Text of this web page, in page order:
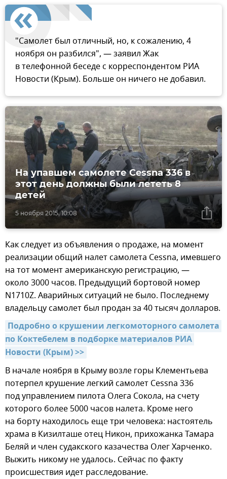
"Самолет был отличный, но, к сожалению, 4
ноября он разбился", — заявил Жак
в телефонной беседе с корреспондентом РИА
Новости (Крым). Больше он ничего не добавил.
5 ноября 2015, 10:08
На упавшем самолете Cessna 336 в
этот день должны были лететь 8
детей
Как следует из объявления о продаже, на момент
реализации общий налет самолета Cessna, имевшего
на тот момент американскую регистрацию, —
около 3000 часов. Предыдущий бортовой номер
N1710Z. Аварийных ситуаций не было. Последнему
владельцу самолет был продан за 40 тысяч долларов.
Подробно о крушении легкомоторного самолета
по Коктебелем в подборке материалов РИА
Новости (Крым) >>
В начале ноября в Крыму возле горы Клементьева
потерпел крушение легкий самолет Cessna 336
под управлением пилота Олега Сокола, на счету
которого более 5000 часов налета. Кроме него
на борту находилось еще три человека: настоятель
храма в Кизилташе отец Никон, прихожанка Тамара
Беляй и член судакского казачества Олег Харченко.
Выжить никому не удалось. Сейчас по факту
происшествия идет расследование.